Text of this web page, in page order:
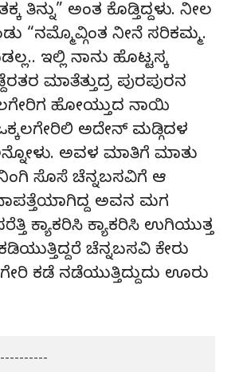
ತಿನ್ನು” ಅಂತ ಕೊಡ್ತಿದ್ದಳು. ನೀಲ
“ನಮ್ಮೊವ್ಗಿಂತ ನೀನೆ ಸರಿಕಮ್ಮ.
ಇಲ್ಲಿ ನಾನು ಹೊಟ್ಟಸ್ಕ
ಮಾತೆತ್ತುದ್ರ ಪುರಪುರನ
ಹೋಯ್ತುದ ನಾಯಿ
ಅದೇನ್ ಮಡ್ಗಿದಳ
ಅವಳ ಮಾತಿಗೆ ಮಾತು
ಸೊಸೆ ಚೆನ್ನಬಸವಿಗೆ ಆ
ನಾಪತ್ತೆಯಾಗಿದ್ದ ಅವನ ಮಗ
ಕ್ಯಾಕರಿಸಿ ಕ್ಯಾಕರಿಸಿ ಉಗಿಯುತ್ತ
ಚೆನ್ನಬಸವಿ ಕೇರು
ಕಡೆ ನಡೆಯುತ್ತಿದ್ದುದು ಊರು
-----------